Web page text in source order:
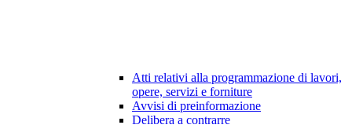
Atti relativi alla programmazione di lavori,
opere, servizi e forniture
Avvisi di preinformazione
Delibera a contrarre